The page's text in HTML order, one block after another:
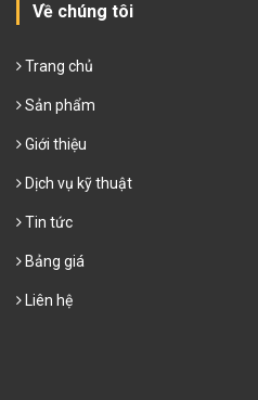
Về chúng tôi
Trang chủ
Sản phẩm
Giới thiệu
Dịch vụ kỹ thuật
Tin tức
Bảng giá
Liên hệ